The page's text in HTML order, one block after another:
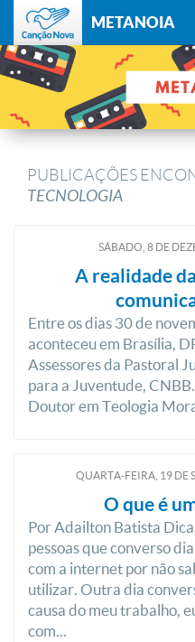
METANOIA
PUBLICAÇÕES
TECNOLOGIA
SÁBADO, 8DE
A realidade
Entre os dias 30 de
aconteceu em Brasília,
Assessores da Pastoral
para a Juventude,
Doutor em Teologia
QUARTA-FEIRA, 19DE
O que é
Por Adailton Batista
pessoas que converso
com a internet por não
utilizar. Outra dia
causa do meu trabalho,
com...